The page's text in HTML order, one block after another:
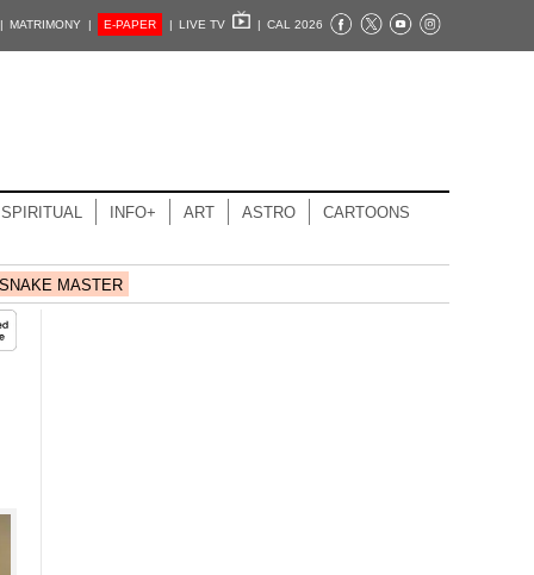
MATRIMONY | E-PAPER | LIVE TV | CAL 2026
SPIRITUAL INFO+ ART ASTRO CARTOONS
MASTER